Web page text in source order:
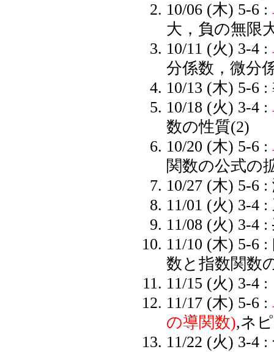
10/06 (木) 5-6 :
大，負の無限
10/11 (火) 3-4 :
分係数 ， 微分
10/13 (木) 5-6 :
10/18 (火) 3-4 :
数の性質(2)
10/20 (木) 5-6 :
関数の公式の
10/27 (木) 5-6
11/01 (火) 3-4 :
11/08 (火) 3-4 :
11/10 (木) 5-6 :
数と指数関数
11/15 (火) 3-4 :
11/17 (木) 5-6 :
の導関数),ネ
11/22 (火) 3-4